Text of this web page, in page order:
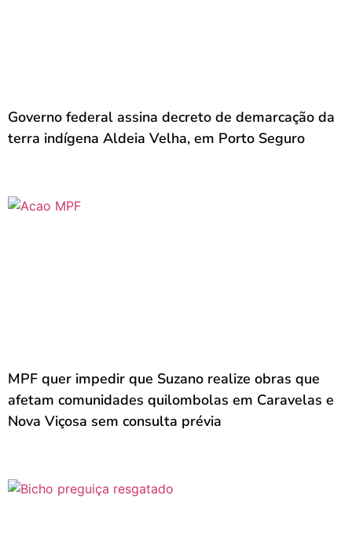
Governo federal assina decreto de demarcação da
terra indígena Aldeia Velha, em Porto Seguro
MPF quer impedir que Suzano realize obras que
afetam comunidades quilombolas em Caravelas e
Nova Viçosa sem consulta prévia